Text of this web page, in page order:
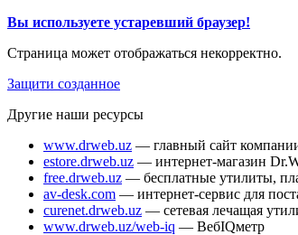
Вы используете устаревший браузер!
Страница может отображаться некорректно.
Защити созданное
Другие наши ресурсы
www.drweb.uz — главный сайт
estore.drweb.uz — интернет-магазин
free.drweb.uz — бесплатные утилиты,
av-desk.com — интернет-сервис для
curenet.drweb.uz — сетевая лечащая
www.drweb.uz/web-iq — ВебIQметр